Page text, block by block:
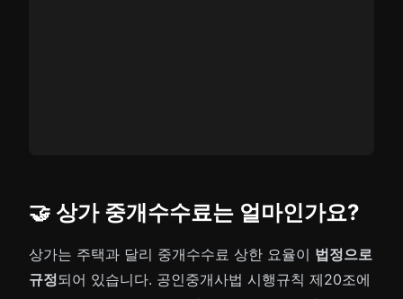
🤝 상가 중개수수료는 얼마인가요?
상가는 주택과 달리 중개수수료 상한 요율이 법정으로
규정되어 있습니다. 공인중개사법 시행규칙 제20조에